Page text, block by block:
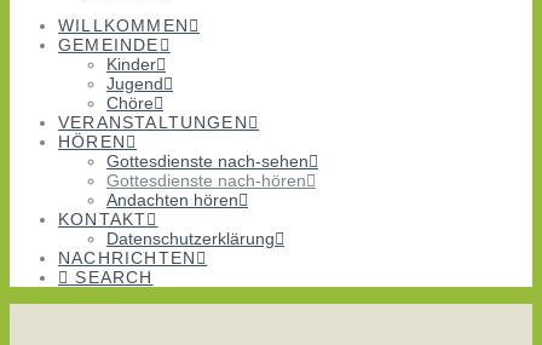
WILLKOMMEN
GEMEINDE
Kinder
Jugend
Chöre
VERANSTALTUNGEN
HÖREN
Gottesdienste nach-sehen
Gottesdienste nach-hören
Andachten hören
KONTAKT
Datenschutzerklärung
NACHRICHTEN
SEARCH